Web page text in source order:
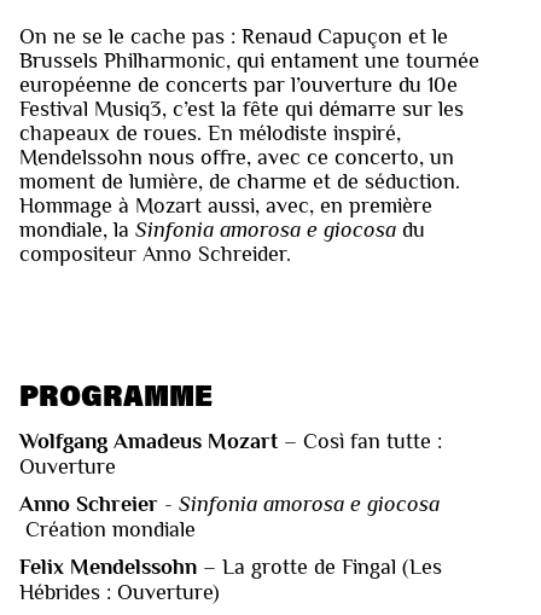
On ne se le cache pas : Renaud Capuçon et le
Brussels Philharmonic, qui entament une tournée
européenne de concerts par l’ouverture du 10e
Festival Musiq3, c’est la fête qui démarre sur les
chapeaux de roues. En mélodiste inspiré,
Mendelssohn nous offre, avec ce concerto, un
moment de lumière, de charme et de séduction.
Hommage à Mozart aussi, avec, en première
mondiale, la Sinfonia amorosa e giocosa du
compositeur Anno Schreider.
PROGRAMME
Wolfgang Amadeus Mozart – Così fan tutte :
Ouverture
Anno Schreier - Sinfonia amorosa e giocosa
Création mondiale
Felix Mendelssohn – La grotte de Fingal (Les
Hébrides : Ouverture)